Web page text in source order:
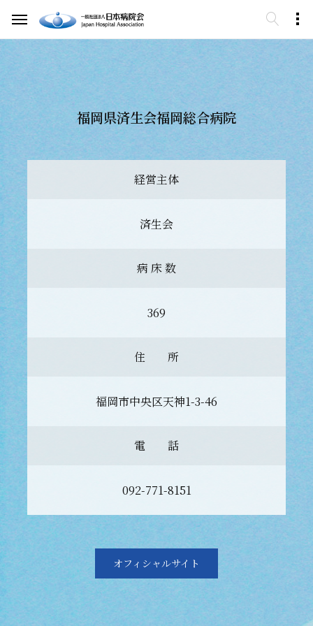
福岡県済生会福岡総合病院
経営主体
済生会
病 床 数
369
住 所
福岡市中央区天神1-3-46
電 話
092-771-8151
オフィシャルサイト